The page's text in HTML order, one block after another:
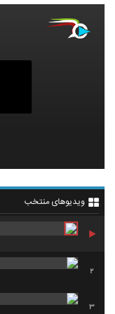
ویدیوهای منتخب
2
3